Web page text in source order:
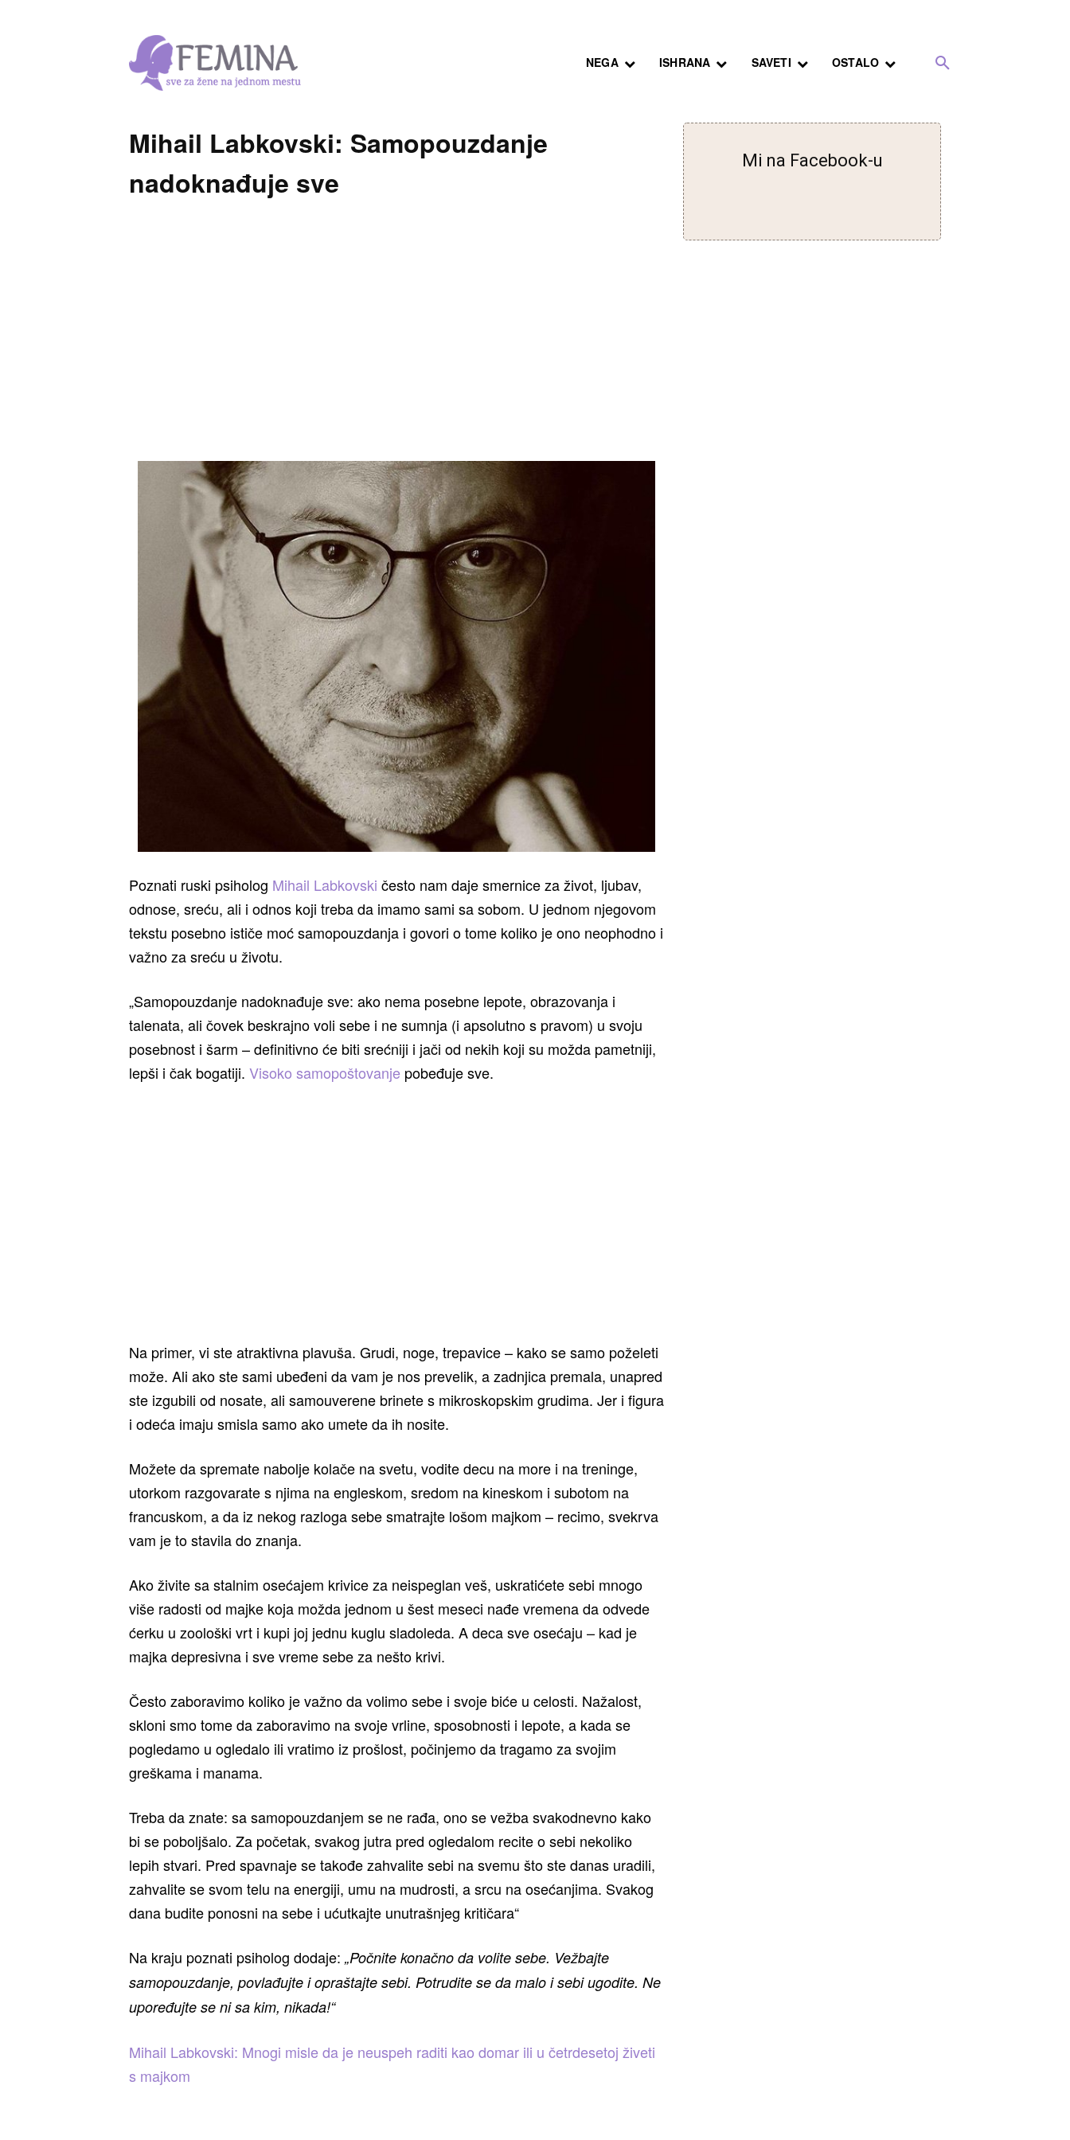
NEGA ISHRANA SAVETI OSTALO
Mihail Labkovski: Samopouzdanje
nadoknađuje sve
Poznati ruski psiholog Mihail Labkovski često nam daje smernice za život, ljubav,
odnose, sreću, ali i odnos koji treba da imamo sami sa sobom. U jednom njegovom
tekstu posebno ističe moć samopouzdanja i govori o tome koliko je ono neophodno i
važno za sreću u životu.
„Samopouzdanje nadoknađuje sve: ako nema posebne lepote, obrazovanja i
talenata, ali čovek beskrajno voli sebe i ne sumnja (i apsolutno s pravom) u svoju
posebnost i šarm – definitivno će biti srećniji i jači od nekih koji su možda pametniji,
lepši i čak bogatiji. Visoko samopoštovanje pobeđuje sve.
Na primer, vi ste atraktivna plavuša. Grudi, noge, trepavice – kako se samo poželeti
može. Ali ako ste sami ubeđeni da vam je nos prevelik, a zadnjica premala, unapred
ste izgubili od nosate, ali samouverene brinete s mikroskopskim grudima. Jer i figura
i odeća imaju smisla samo ako umete da ih nosite.
Možete da spremate nabolje kolače na svetu, vodite decu na more i na treninge,
utorkom razgovarate s njima na engleskom, sredom na kineskom i subotom na
francuskom, a da iz nekog razloga sebe smatrajte lošom majkom – recimo, svekrva
vam je to stavila do znanja.
Ako živite sa stalnim osećajem krivice za neispeglan veš, uskratićete sebi mnogo
više radosti od majke koja možda jednom u šest meseci nađe vremena da odvede
ćerku u zoološki vrt i kupi joj jednu kuglu sladoleda. A deca sve osećaju – kad je
majka depresivna i sve vreme sebe za nešto krivi.
Često zaboravimo koliko je važno da volimo sebe i svoje biće u celosti. Nažalost,
skloni smo tome da zaboravimo na svoje vrline, sposobnosti i lepote, a kada se
pogledamo u ogledalo ili vratimo iz prošlost, počinjemo da tragamo za svojim
greškama i manama.
Treba da znate: sa samopouzdanjem se ne rađa, ono se vežba svakodnevno kako
bi se poboljšalo. Za početak, svakog jutra pred ogledalom recite o sebi nekoliko
lepih stvari. Pred spavnaje se takođe zahvalite sebi na svemu što ste danas uradili,
zahvalite se svom telu na energiji, umu na mudrosti, a srcu na osećanjima. Svakog
dana budite ponosni na sebe i ućutkajte unutrašnjeg kritičara“
Na kraju poznati psiholog dodaje: „Počnite konačno da volite sebe. Vežbajte
samopouzdanje, povlađujte i opraštajte sebi. Potrudite se da malo i sebi ugodite. Ne
upoređujte se ni sa kim, nikada!“
Mihail Labkovski: Mnogi misle da je neuspeh raditi kao domar ili u četrdesetoj živeti
s majkom
Mi na Facebook-u